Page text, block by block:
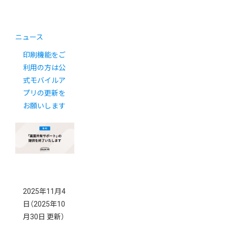
ニュース
印刷機能をご
利用の方は公
式モバイルア
プリの更新を
お願いします
2025年11月4
日 （2025年10
月30日 更新）